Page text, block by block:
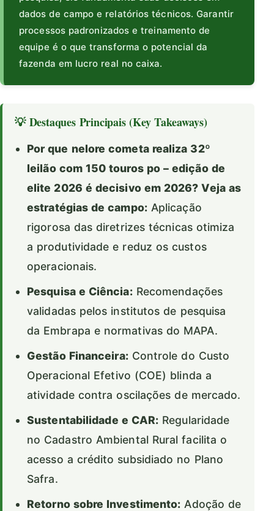
dados de campo e relatórios técnicos. Garantir
processos padronizados e treinamento de
equipe é o que transforma o potencial da
fazenda em lucro real no caixa.
💡 Destaques Principais (Key Takeaways)
Por que nelore cometa realiza 32º
leilão com 150 touros po – edição de
elite 2026 é decisivo em 2026? Veja as
estratégias de campo:Aplicação
rigorosa das diretrizes técnicas otimiza
a produtividade e reduz os custos
operacionais.
Pesquisa e Ciência:Recomendações
validadas pelos institutos de pesquisa
da Embrapa e normativas do MAPA.
Gestão Financeira:Controle do Custo
Operacional Efetivo (COE) blinda a
atividade contra oscilações de mercado.
Sustentabilidade e CAR: Regularidade
no Cadastro Ambiental Rural facilita o
acesso a crédito subsidiado no Plano
Safra.
Retorno sobre Investimento: Adoção de